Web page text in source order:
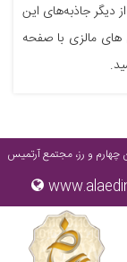
دیگر جاذبه‌های این
های مالزی با صفحه
چهارم و رز، مجتمع آرتمیس